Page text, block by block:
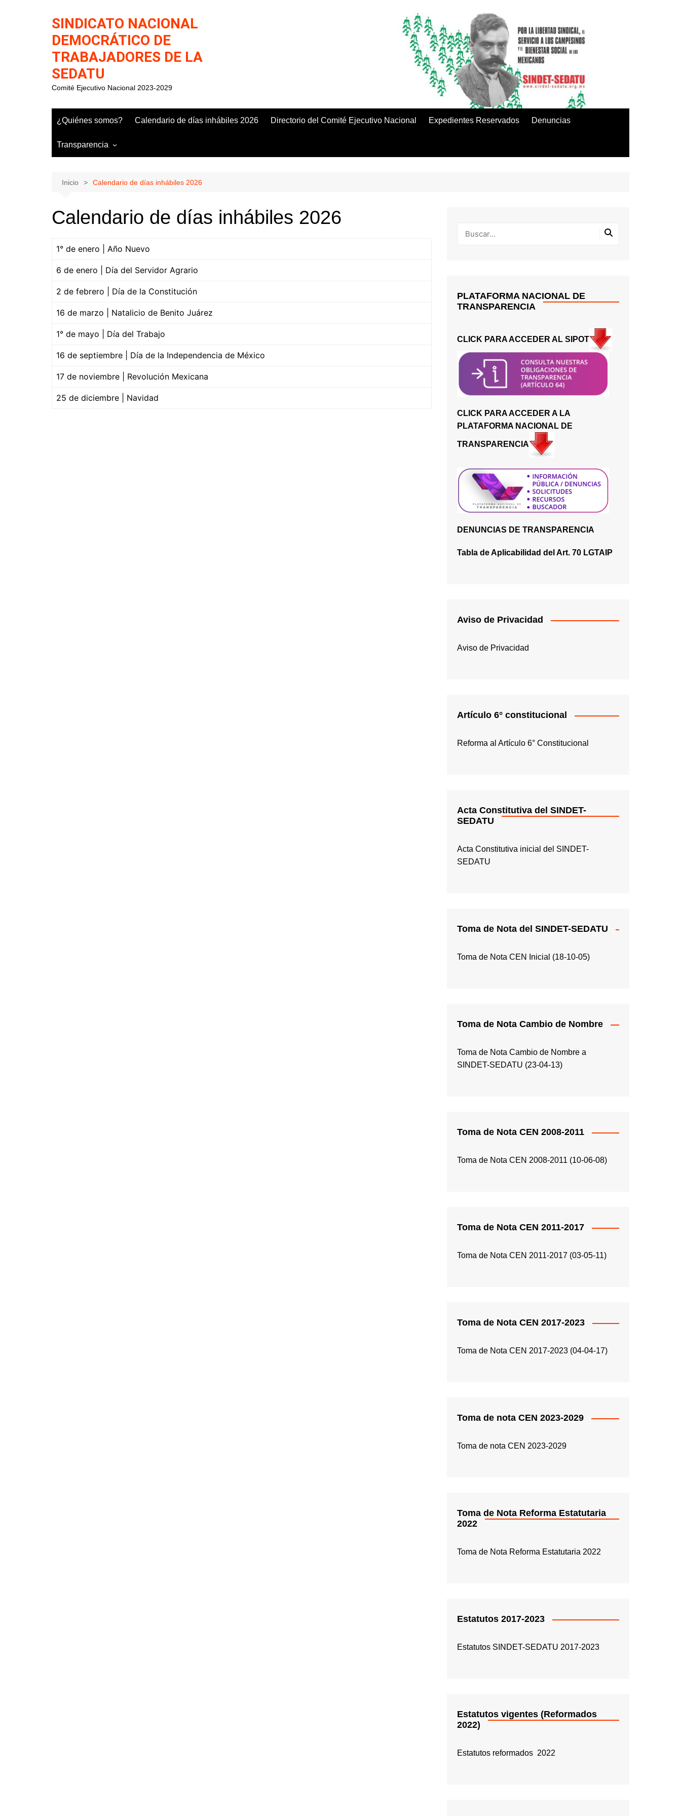
SINDICATO NACIONAL
DEMOCRÁTICO DE
TRABAJADORES DE LA
SEDATU
Comité Ejecutivo Nacional 2023-2029
¿Quiénes somos? Calendario de días inhábiles 2026 Directorio del Comité Ejecutivo Nacional Expedientes Reservados Denuncias
Transparencia
Inicio Calendario de días inhábiles 2026
Calendario de días inhábiles 2026
1° de enero | Año Nuevo
6 de enero | Día del Servidor Agrario
2 de febrero | Día de la Constitución
16 de marzo | Natalicio de Benito Juárez
1° de mayo | Día del Trabajo
16 de septiembre | Día de la Independencia de México
17 de noviembre | Revolución Mexicana
25 de diciembre | Navidad
PLATAFORMA NACIONAL DE
TRANSPARENCIA
CLICK PARA ACCEDER AL SIPOT
CLICK PARA ACCEDER A LA
PLATAFORMA NACIONAL DE
TRANSPARENCIA
DENUNCIAS DE TRANSPARENCIA
Tabla de Aplicabilidad del Art. 70 LGTAIP
Aviso de Privacidad
Aviso de Privacidad
Artículo 6° constitucional
Reforma al Artículo 6° Constitucional
Acta Constitutiva del SINDET-
SEDATU
Acta Constitutiva inicial del SINDET-
SEDATU
Toma de Nota del SINDET-SEDATU
Toma de Nota CEN Inicial (18-10-05)
Toma de Nota Cambio de Nombre
Toma de Nota Cambio de Nombre a
SINDET-SEDATU (23-04-13)
Toma de Nota CEN 2008-2011
Toma de Nota CEN 2008-2011 (10-06-08)
Toma de Nota CEN 2011-2017
Toma de Nota CEN 2011-2017 (03-05-11)
Toma de Nota CEN 2017-2023
Toma de Nota CEN 2017-2023 (04-04-17)
Toma de nota CEN 2023-2029
Toma de nota CEN 2023-2029
Toma de Nota Reforma Estatutaria
2022
Toma de Nota Reforma Estatutaria 2022
Estatutos 2017-2023
Estatutos SINDET-SEDATU 2017-2023
Estatutos vigentes (Reformados
2022)
Estatutos reformados 2022